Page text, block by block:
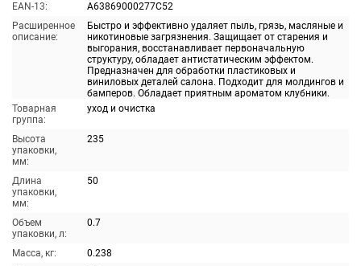
EAN-13:
A63869000277C52
Расширенное
описание:
Быстро и эффективно удаляет пыль, грязь, масляные и
никотиновые загрязнения. Защищает от старения и
выгорания, восстанавливает первоначальную
структуру, обладает антистатическим эффектом.
Предназначен для обработки пластиковых и
виниловых деталей салона. Подходит для молдингов и
бамперов. Обладает приятным ароматом клубники.
Товарная
группа:
уход и очистка
Высота
упаковки,
мм:
235
Длина
упаковки,
мм:
50
Объем
упаковки, л:
0.7
Масса, кг:
0.238